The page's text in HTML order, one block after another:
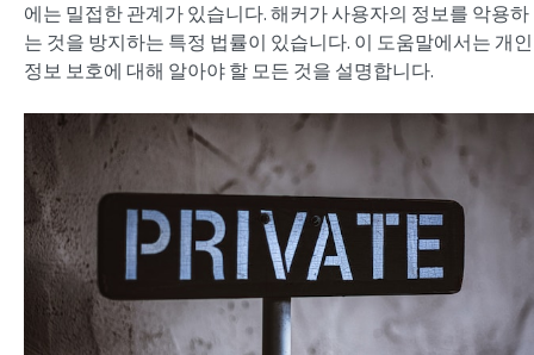
에는 밀접한 관계가 있습니다. 해커가 사용자의 정보를 악용하
는 것을 방지하는 특정 법률이 있습니다. 이 도움말에서는 개인
정보 보호에 대해 알아야 할 모든 것을 설명합니다.